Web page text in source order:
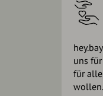
uns
für
wollen.